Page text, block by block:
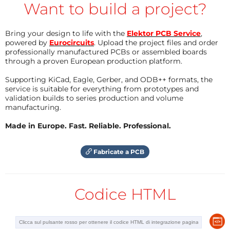
Die beiden Strommesswerte werden getrennt
Beobachtung mit einem Scope. Eine Addition würde
hier keinen Sinn machen.
InBild 2ist der Schaltplan zu sehen.Achtung T2 hat
das falsche Schaltbild Symbol
Die Spannung des Referenzreglers wird durch das
verwendete Poti angepasst. Ein 10 oder 20 Gang Poti
vereinfacht die Einstellung. Ich habe für meinen
Aufbau eine Spannung von 500 mV pro 1 A Strom
(IC8B) buffert sie. Zwischen dem Schleifer des Potis
und dem Eingang des Buffers ist mit R4 und C1 ein
des Potis zu dämpfen. Mit Relais REL1 wird zwischen
price is 9,50 Euro plus shipping to your
I have one left.
You can contact me:
alfred_rosenkraenzer@gmx.de
Best regards
Alfred
Risposta
Want to build a project?
Bring your design to life with the Elektor PCB Service,
powered by Eurocircuits. Upload the project files and order
professionally manufactured PCBs or assembled boards
through a proven European production platform.
Supporting KiCad, Eagle, Gerber, and ODB++ formats, the
service is suitable for everything from prototypes and
validation builds to series production and volume
manufacturing.
Made in Europe. Fast. Reliable. Professional.
Fabricate a PCB
Codice HTML